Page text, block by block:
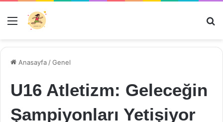
Menü
Anasayfa /Genel
U16 Atletizm: Geleceğin
Şampiyonları Yetişiyor